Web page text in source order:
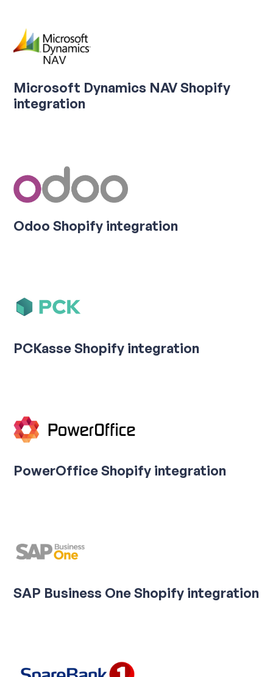
Microsoft Dynamics NAV Shopify
integration
Odoo Shopify integration
PCKasse Shopify integration
PowerOffice Shopify integration
SAP Business One Shopify integration